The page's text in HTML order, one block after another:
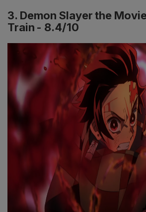
3. Demon Slayer the
Train - 8.4/10